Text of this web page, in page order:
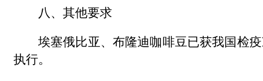
八、其他要求
埃塞俄比亚、布隆迪咖啡豆已获我国检
执行。